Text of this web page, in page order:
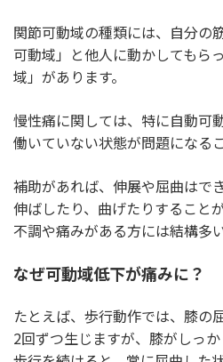
関節可動域の種類には、自分の
可動域」と他人に動かしてもら
域」があります。
慢性痛に関しては、特に自動可
働いていない状態が問題になる
補助があれば、伸展や屈曲はで
伸ばしたり、曲げたりすること
不調や痛みがある方には結構多
なぜ可動域低下が痛みに？
たとえば、歩行動作では、膝の
2回ずつ生じますが、膝がしっ